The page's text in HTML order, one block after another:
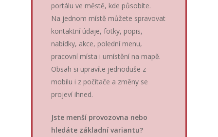
portálu ve městě, kde působíte.
Na jednom místě můžete spravovat
kontaktní údaje, fotky, popis,
nabídky, akce, polední menu,
pracovní místa i umístění na mapě.
Obsah si upravíte jednoduše z
mobilu i z počítače a změny se
projeví ihned.
Jste menší provozovna nebo
hledáte základní variantu?